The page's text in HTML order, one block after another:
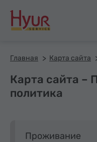
Главная Карта сайта
Карта сайта –
политика
Проживание